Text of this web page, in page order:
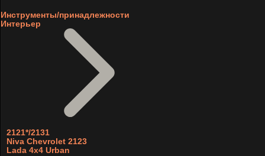
Инструменты/принадлежности
Интерьер
2121*/2131
Niva Chevrolet 2123
Lada 4x4 Urban